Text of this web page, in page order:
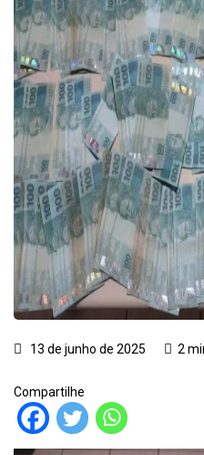
13 de junho de 2025 2
Compartilhe